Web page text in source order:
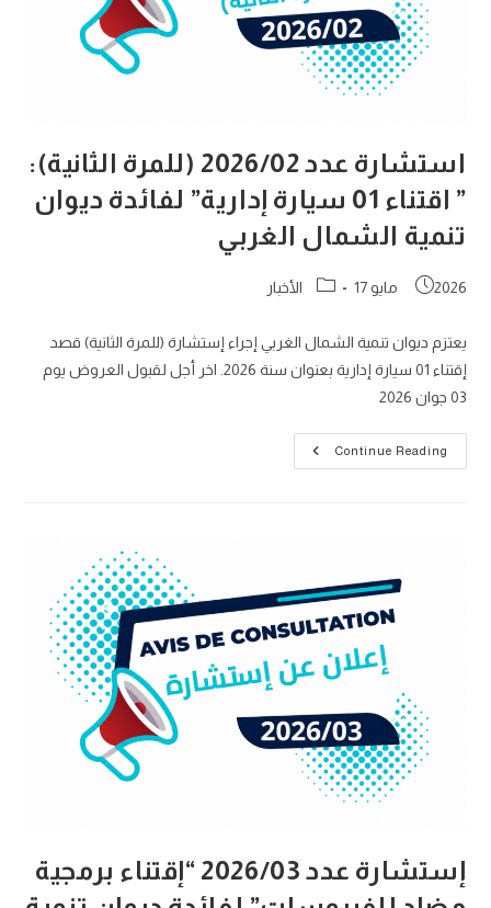
منظفات
وحارس
استشارة عدد 2026/02 (للمرة الثانية):
” اقتناء 01 سيارة إدارية” لفائدة ديوان
تنمية الشمال الغربي
Post
2026 مايو 17
Post
الأخبار
يعتزم دیوان تنمية الشمال الغربي إجراء إستشارة (للمرة الثانية) قصد
إقتناء 01 سيارة إدارية بعنوان سنة 2026. اخر أجل لقبول العروض يوم
03 جوان 2026
Continue Readingاستشارة
عدد
إدارية”
لفائدة
ديوان
تنمية
الشمال
الغربي
إستشارة عدد 2026/03 “إقتناء برمجية